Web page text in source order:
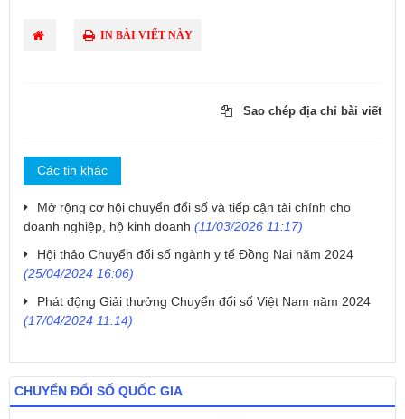
IN BÀI VIẾT NÀY
Sao chép địa chỉ bài viết
Các tin khác
Mở rộng cơ hội chuyển đổi số và tiếp cận tài chính cho
doanh nghiệp, hộ kinh doanh (11/03/2026 11:17)
Hội thảo Chuyển đổi số ngành y tế Đồng Nai năm 2024
(25/04/2024 16:06)
Phát động Giải thưởng Chuyển đổi số Việt Nam năm 2024
(17/04/2024 11:14)
CHUYỂN ĐỔI SỐ QUỐC GIA